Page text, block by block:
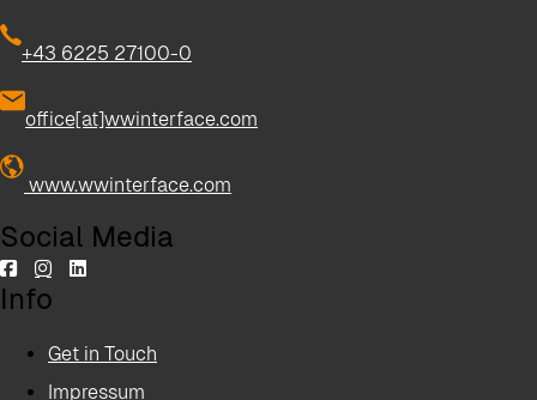
+43 6225 27100-0
office[at]wwinterface.com
www.wwinterface.com
Social Media
Info
Get in Touch
Impressum